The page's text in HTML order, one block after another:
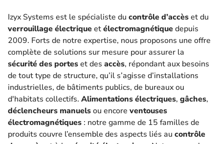
Izyx Systems est le spécialiste du contrôle d’accèset du
verrouillage électriqueetélectromagnétiquedepuis
2009. Forts de notre expertise, nous proposons une offre
complète de solutions sur mesure pour assurer la
sécurité des porteset des accès, répondant aux besoins
de tout type de structure, qu’il s’agisse d’installations
industrielles, de bâtiments publics, de bureaux ou
d'habitats collectifs. Alimentations électriques, gâches,
déclencheurs manuelsou encore ventouses
électromagnétiques : notre gamme de 15 familles de
produits couvre l’ensemble des aspects liés au contrôle